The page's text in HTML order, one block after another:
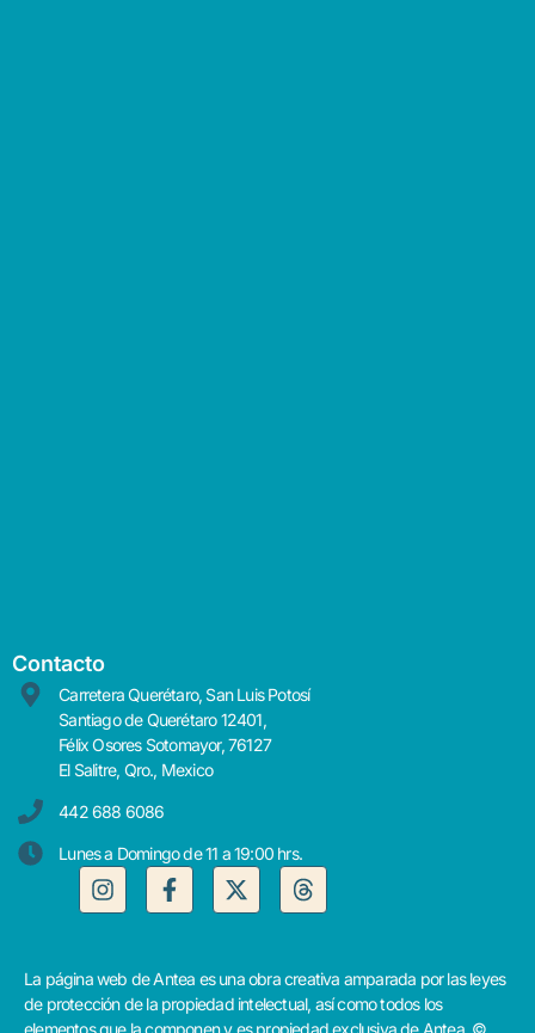
Contacto
Carretera Querétaro, San Luis Potosí
Santiago de Querétaro 12401,
Félix Osores Sotomayor, 76127
El Salitre, Qro., Mexico
442 688 6086
Lunes a Domingo de 11 a 19:00 hrs.
La página web de Antea es una obra creativa amparada por las leyes
de protección de la propiedad intelectual, así como todos los